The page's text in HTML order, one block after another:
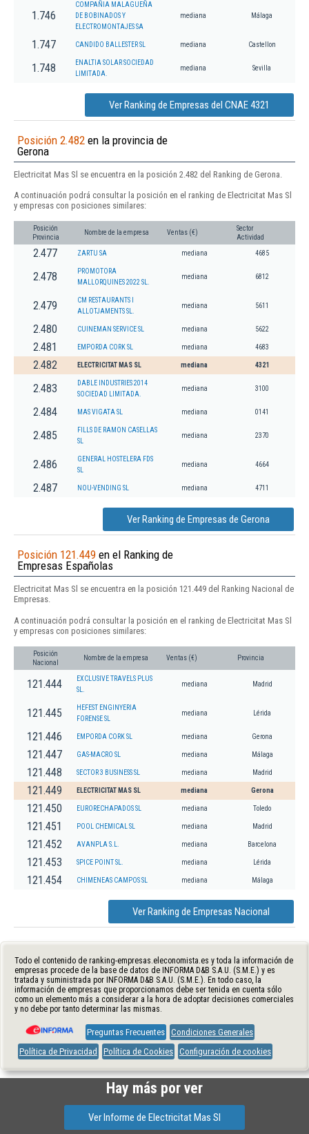
1.746
COMPAÑIA MALAGUEÑA
DE BOBINADOS Y
ELECTROMONTAJES SA
mediana Málaga
1.747 CANDIDO BALLESTER SL mediana Castellon
1.748
ENALTIA SOLAR SOCIEDAD
LIMITADA.
mediana Sevilla
Ver Ranking de Empresas del CNAE 4321
Posición 2.482 en la provincia de
Gerona
Electricitat Mas Sl se encuentra en la posición 2.482 del Ranking de Gerona.
A continuación podrá consultar la posición en el ranking de Electricitat Mas Sl
y empresas con posiciones similares:
Posición
Provincia
Nombre de la empresa Ventas (€)
Sector
Actividad
2.477 ZARTU SA mediana 4685
2.478
PROMOTORA
MALLORQUINES 2022 SL.
mediana 6812
2.479
CM RESTAURANTS I
ALLOTJAMENTS SL.
mediana 5611
2.480 CUINEMAN SERVICE SL mediana 5622
2.481 EMPORDA CORK SL mediana 4683
2.482 ELECTRICITAT MAS SL mediana 4321
2.483
DABLE INDUSTRIES 2014
SOCIEDAD LIMITADA.
mediana 3100
2.484 MAS VIGATA SL mediana 0141
2.485
FILLS DE RAMON CASELLAS
SL
mediana 2370
2.486
GENERAL HOSTELERA FDS
SL
mediana 4664
2.487 NOU-VENDING SL mediana 4711
Ver Ranking de Empresas de Gerona
Posición 121.449 en el Ranking de
Empresas Españolas
Electricitat Mas Sl se encuentra en la posición 121.449 del Ranking Nacional de
Empresas.
A continuación podrá consultar la posición en el ranking de Electricitat Mas Sl
y empresas con posiciones similares:
Posición
Nacional
Nombre de la empresa Ventas (€) Provincia
121.444
EXCLUSIVE TRAVELS PLUS
SL.
mediana Madrid
121.445
HEFEST ENGINYERIA
FORENSE SL
mediana Lérida
121.446 EMPORDA CORK SL mediana Gerona
121.447 GAS-MACRO SL mediana Málaga
121.448 SECTOR 3 BUSINESS SL mediana Madrid
121.449 ELECTRICITAT MAS SL mediana Gerona
121.450 EURORECHAPADOS SL mediana Toledo
121.451 POOL CHEMICAL SL mediana Madrid
121.452 AVANPLA S.L. mediana Barcelona
121.453 SPICE POINT SL. mediana Lérida
121.454 CHIMENEAS CAMPOS SL mediana Málaga
Ver Ranking de Empresas Nacional
Todo el contenido de ranking-empresas.eleconomista.es y toda la información de
empresas procede de la base de datos de INFORMA D&B S.A.U. (S.M.E.) y es
tratada y suministrada por INFORMA D&B S.A.U. (S.M.E.). En todo caso, la
información de empresas que proporcionamos debe ser tenida en cuenta sólo
como un elemento más a considerar a la hora de adoptar decisiones comerciales
y no debe por tanto determinar las mismas.
Preguntas Frecuentes Condiciones Generales
Política de Privacidad
Política de Cookies Configuración de cookies
Hay más por ver
Ver Informe de Electricitat Mas Sl